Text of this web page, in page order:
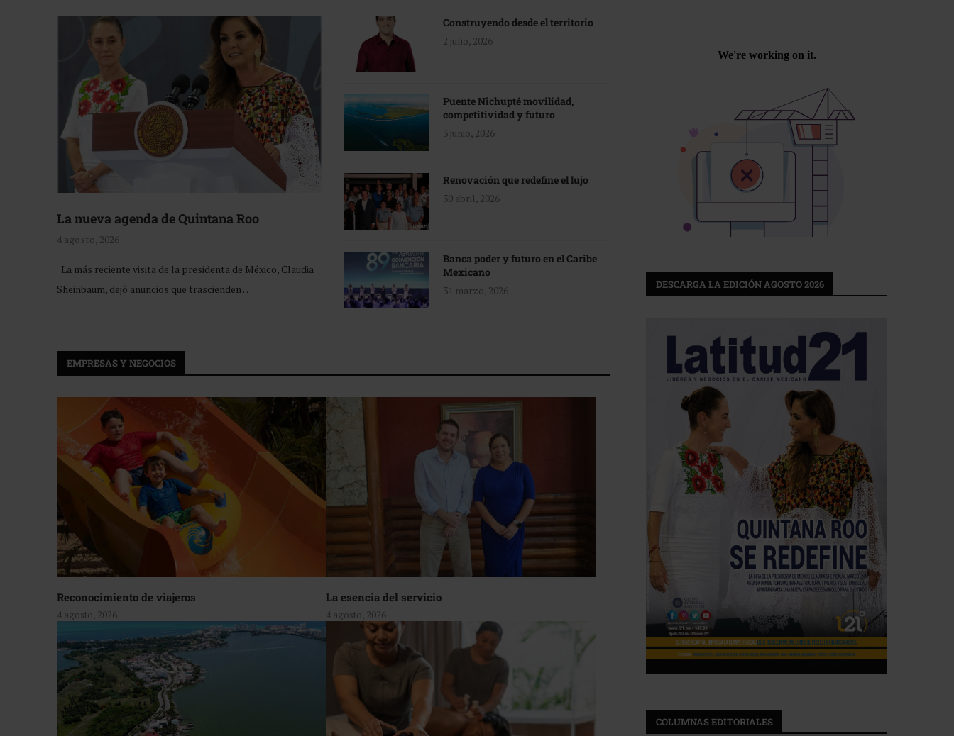
La nueva agenda de Quintana Roo
4 agosto, 2026
La más reciente visita de la presidenta de México, Claudia
Sheinbaum, dejó anuncios que trascienden …
Construyendo desde el territorio
2 julio, 2026
Puente Nichupté movilidad,
competitividad y futuro
3 junio, 2026
Renovación que redefine el lujo
30 abril, 2026
Banca poder y futuro en el Caribe
Mexicano
31 marzo, 2026
EMPRESAS Y NEGOCIOS
Reconocimiento de viajeros
4 agosto, 2026
La esencia del servicio
4 agosto, 2026
DESCARGA LA EDICIÓN AGOSTO 2026
COLUMNAS EDITORIALES